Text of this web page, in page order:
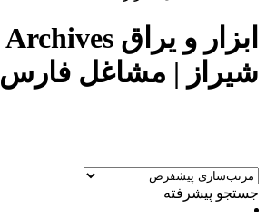
شیراز | مشاغل فارس
جستجو پیشرفته